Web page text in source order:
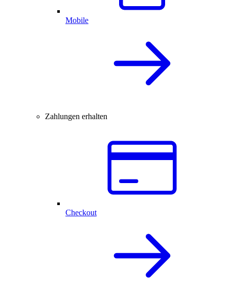
Mobile
Zahlungen erhalten
Checkout